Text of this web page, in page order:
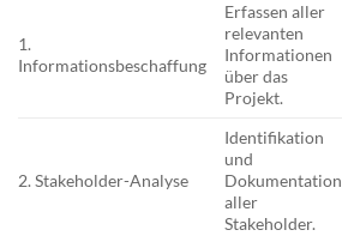
1.
Informationsbeschaffung
Erfassen aller
relevanten
Informationen
über das
Projekt.
2. Stakeholder-Analyse
Identifikation
und
Dokumentation
aller
Stakeholder.